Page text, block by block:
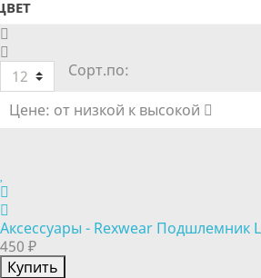
12
Сорт.по:
Цене: от низкой к высокой
Аксессуары - Rexwear Подшлемник
450 ₽
Купить